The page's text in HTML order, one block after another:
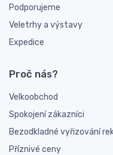
Podporujeme
Veletrhy a výstavy
Expedice
Proč nás?
Velkoobchod
Spokojení zákazníci
Bezodkladné vyřizování
Příznivé ceny